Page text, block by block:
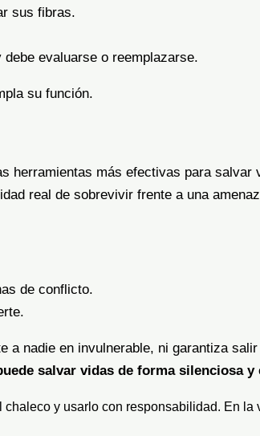
sus fibras.
evaluarse o reemplazarse.
su función.
herramientas más efectivas para salvar
real de sobrevivir frente a una
de conflicto.
a nadie en invulnerable, ni garantiza
salvar vidas de forma silenciosa y
y usarlo con responsabilidad. En la